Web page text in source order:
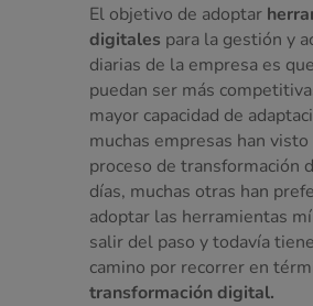
El objetivo de adoptar
digitales para la gestión y
diarias de la empresa es
puedan ser más
mayor capacidad de
muchas empresas han
proceso de transformación
días, muchas otras han
adoptar las herramientas
salir del paso y todavía
camino por recorrer en
transformación digital.